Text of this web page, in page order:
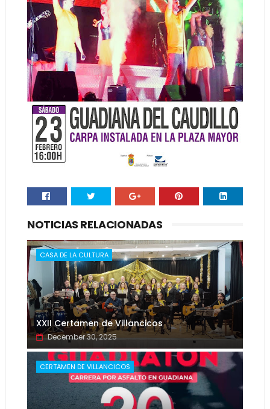
NOTICIAS RELACIONADAS
CASA DE LA CULTURA
XXII Certamen de Villancicos
December 30, 2025
CERTAMEN DE VILLANCICOS